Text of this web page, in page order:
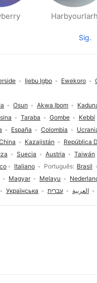
Harbyourlarh
Sig.
Italiano Português Brasil
Magyar Melayu
Українська עברית العربية
España Colombia
Kazajistán República
Suecia Austria Taiwán
Osun Akwa Ibom
Taraba Gombe Kebbi
Ijebu Igbo Ewekoro